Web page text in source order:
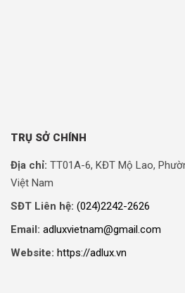
TRỤ SỞ CHÍNH
Địa chỉ: TT01A-6, KĐT Mộ Lao,
Việt Nam
SĐT Liên hệ: (024)2242-2626
Email: adluxvietnam@gmail.com
Website: https://adlux.vn